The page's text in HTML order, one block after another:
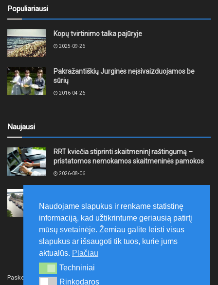
Populiariausi
Kopų tvirtinimo talka pajūryje
2025-09-26
Pakražantiškių Jurginės neįsivaizduojamos be
sūrių
2016-04-26
Naujausi
RRT kviečia stiprinti skaitmeninį raštingumą –
pristatomos nemokamos skaitmeninės pamokos
2026-08-06
Klaipėdoje juda į priekį
2026-08-06
Paskelbk naujieną Rašyti redakcijai
Naudojame slapukus ir renkame statistinę
informaciją, kad užtikrintume geriausią patirtį
mūsų svetainėje. Žemiau galite leisti visus
slapukus ar išsaugoti tik tuos, kurie jums
aktualūs. Plačiau
Techniniai
Techniniai
Rinkodaros
Rinkodaros